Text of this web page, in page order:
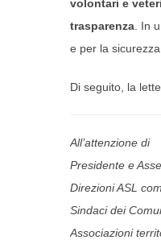
volontari e
trasparenza . In
e per la sicurezza
Di seguito, la
All’attenzione di
Presidente e
Direzioni ASL
Sindaci dei
Associazioni